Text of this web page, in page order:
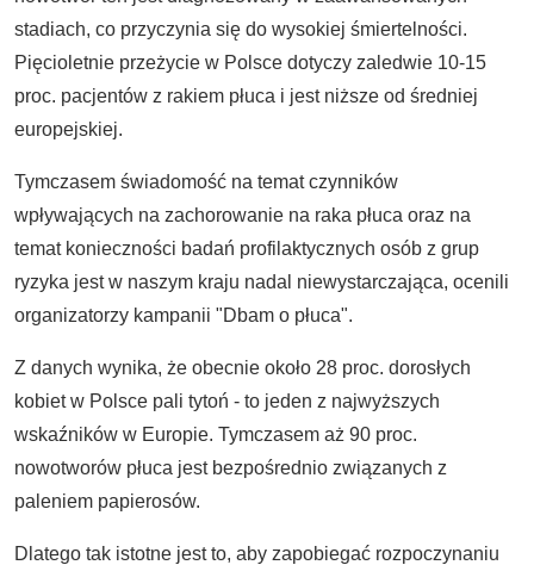
stadiach, co przyczynia się do wysokiej śmiertelności.
Pięcioletnie przeżycie w Polsce dotyczy zaledwie 10-15
proc. pacjentów z rakiem płuca i jest niższe od średniej
europejskiej.
Tymczasem świadomość na temat czynników
wpływających na zachorowanie na raka płuca oraz na
temat konieczności badań profilaktycznych osób z grup
ryzyka jest w naszym kraju nadal niewystarczająca, ocenili
organizatorzy kampanii "Dbam o płuca".
Z danych wynika, że obecnie około 28 proc. dorosłych
kobiet w Polsce pali tytoń - to jeden z najwyższych
wskaźników w Europie. Tymczasem aż 90 proc.
nowotworów płuca jest bezpośrednio związanych z
paleniem papierosów.
Dlatego tak istotne jest to, aby zapobiegać rozpoczynaniu